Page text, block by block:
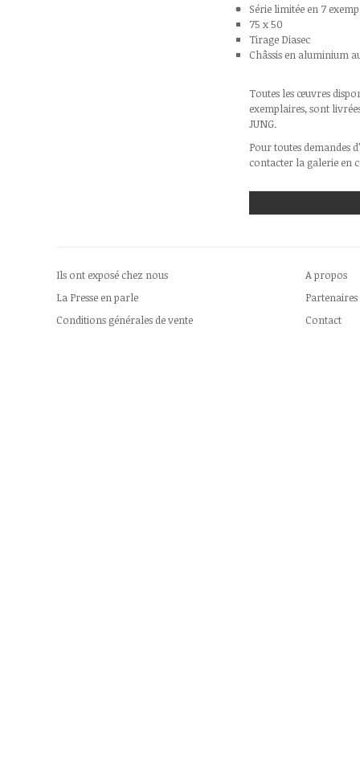
Série limitée en 7
75 x 50
Tirage Diasec
Châssis en aluminium
Toutes les œuvres
exemplaires, sont
JUNG.
Pour toutes demandes
contacter la galerie en
Ils ont exposé chez nous
La Presse en parle
Conditions générales de vente
A propos
Partenaires
Contact